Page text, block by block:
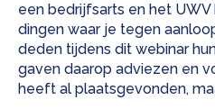
een bedrijfsarts en het
dingen waar je tegen
deden tijdens dit webinar
gaven daarop adviezen en
heeft al plaatsgevonden,